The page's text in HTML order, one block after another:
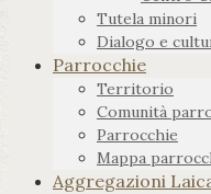
Tutela minori
Dialogo e
Parrocchie
Territorio
Comunità
Parrocchie
Mappa
Aggregazioni